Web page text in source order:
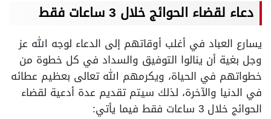
دعاء لقضاء الحوائج خلال 3 ساعات فقط
يسارع العباد في أغلب أوقاتهم إلى الدعاء لوجه الله عز
وجل بغية أن ينالوا التوفيق والسداد في كل خطوة من
خطواتهم في الحياة، ويكرمهم الله تعالى بعظيم عطائه
في الدنيا والآخرة، لذلك سيتم تقديم عدة أدعية لقضاء
الحوائج خلال 3 ساعات فقط
فيما يأتي: